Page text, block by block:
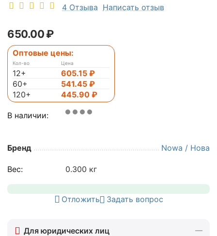
4 Отзыва Написать отзыв
650.00₽
Оптовые цены:
Кол-во
12+
60+
120+
Цена
605.15 ₽
541.45 ₽
445.90 ₽
В наличии:
Бренд Nowa / Нова
Вес: 0.300 кг
Отложить Задать вопрос
Для юридических лиц